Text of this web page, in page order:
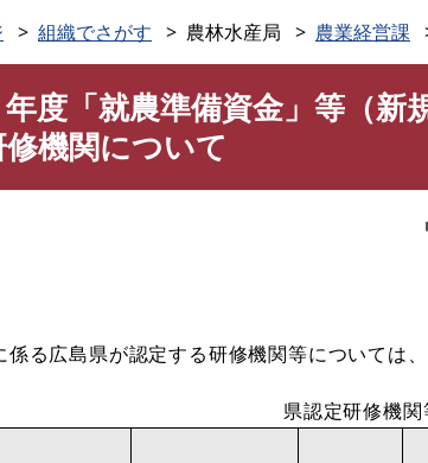
組織でさがす 農林水産局 農業経営課
度「就農準備資金」等（新
機関について
る広島県が認定する研修機関等については、
県認定研修機関